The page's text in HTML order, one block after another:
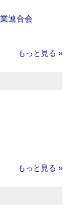
連合会
もっと見る »
もっと見る »